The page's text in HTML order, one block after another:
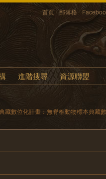
首頁 部落格
進階搜尋 資源聯盟
藏數位化計畫：無脊椎動物標本典藏